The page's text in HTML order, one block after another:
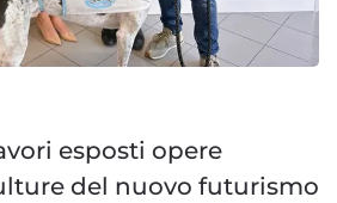
esposti opere
del nuovo futurismo